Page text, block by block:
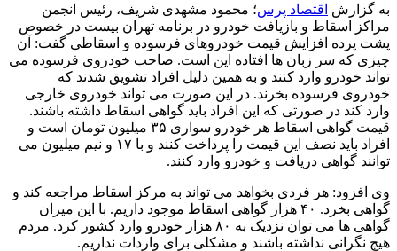
به گزارش اقتصاد پرس؛ محمود مشهدی شریف، رئیس انجمن
مراکز اسقاط و بازیافت خودرو در برنامه تهران بیست در خصوص
پشت پرده افزایش قیمت خودروهای فرسوده و اسقاطی گفت: آن
چیزی که سر زبان ها افتاده این است. صاحب خودروی فرسوده می
تواند خودرو وارد کنند و به همین دلیل افراد تشویق شدند که
خودروی فرسوده بخرند. در این صورت می تواند خودروی خارجی
وارد کند در صورتی که این افراد باید گواهی اسقاط داشته باشند.
قیمت گواهی اسقاط هر خودرو سواری ۳۵ میلیون تومان است و
افراد باید نصف این قیمت را پرداخت کنند و با ۱۷ و نیم میلیون می
توانند گواهی دریافت و خودرو وارد کنند.
وی افزود: هر فردی بخواهد می تواند به مرکز اسقاط مراجعه کند و
گواهی بخرد. ۴۰ هزار گواهی اسقاط موجود داریم. با این میزان
گواهی ها می توان نزدیک به ۸۰ هزار خودرو وارد کشور کرد. مردم
هیچ نگرانی نداشته باشند و مشکلی برای واردات نداریم.